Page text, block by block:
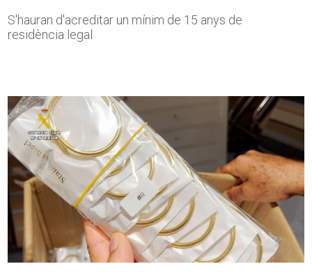
S'hauran d'acreditar un mínim de 15 anys de
residència legal